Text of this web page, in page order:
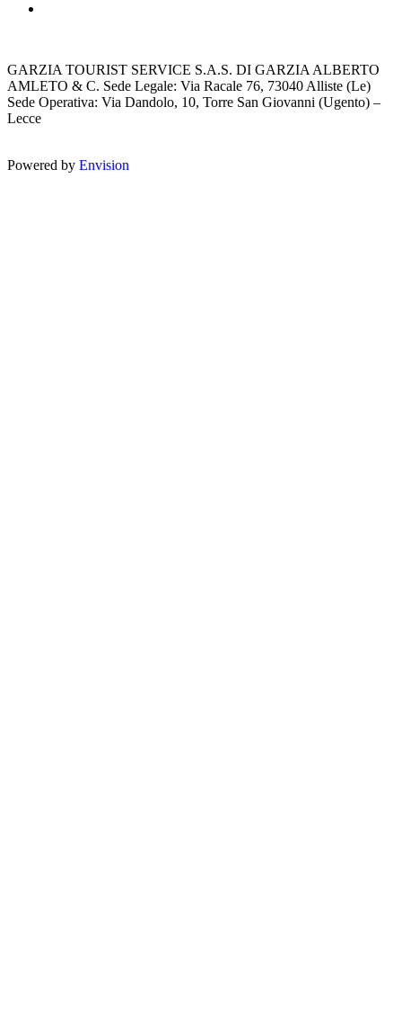
GARZIA TOURIST SERVICE S.A.S. DI GARZIA ALBERTO
AMLETO & C. Sede Legale: Via Racale 76, 73040 Alliste (Le)
Sede Operativa: Via Dandolo, 10, Torre San Giovanni (Ugento) –
Lecce
Powered by Envision